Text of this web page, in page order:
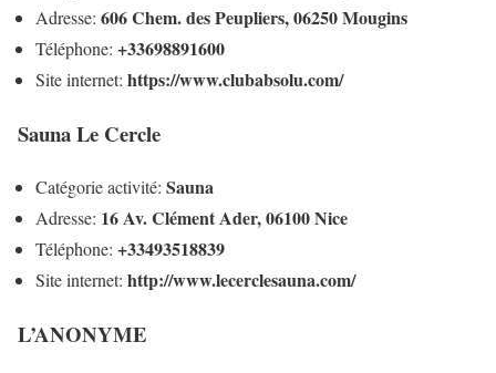
Adresse: 606 Chem. des Peupliers, 06250 Mougins
Téléphone: +33698891600
Site internet: https://www.clubabsolu.com/
Sauna Le Cercle
Catégorie activité: Sauna
Adresse: 16 Av. Clément Ader, 06100 Nice
Téléphone: +33493518839
Site internet: http://www.lecerclesauna.com/
L’ANONYME